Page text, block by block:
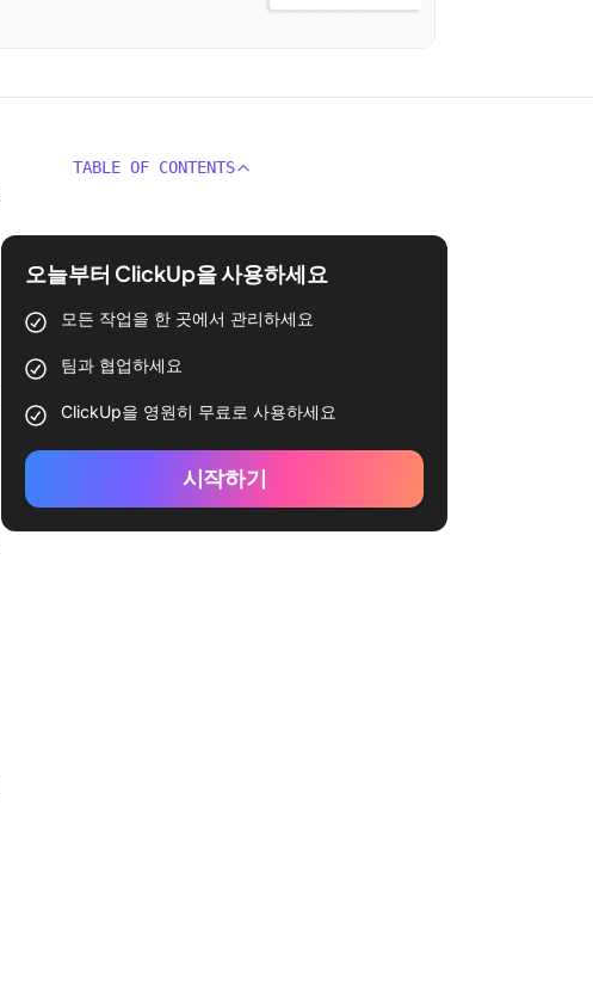
TABLE OF CONTENTS
오늘부터 ClickUp을 사용하세요
모든 작업을 한 곳에서 관리하세요
팀과 협업하세요
ClickUp을 영원히 무료로 사용하세요
시작하기